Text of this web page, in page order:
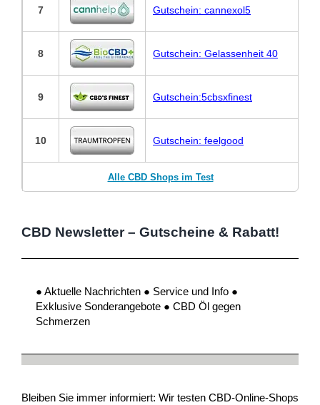
7 Gutschein: cannexol5
8 Gutschein: Gelassenheit 40
9 Gutschein:5cbsxfinest
10 Gutschein: feelgood
Alle CBD Shops im Test
CBD Newsletter – Gutscheine & Rabatt!
● Aktuelle Nachrichten ● Service und Info ●
Exklusive Sonderangebote ● CBD Öl gegen
Schmerzen
Bleiben Sie immer informiert: Wir testen CBD-Online-Shops